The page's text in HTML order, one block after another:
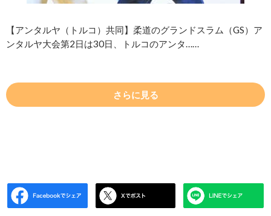
【アンタルヤ（トルコ）共同】柔道のグランドスラム（GS）ア
ンタルヤ大会第2日は30日、トルコのアンタ……
さらに見る